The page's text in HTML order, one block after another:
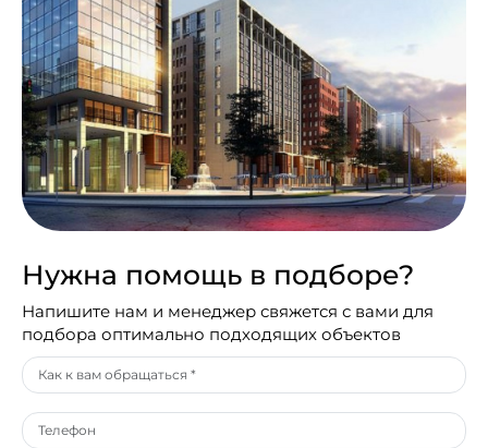
Нужна помощь в подборе?
Напишите нам и менеджер свяжется с вами для
подбора оптимально подходящих объектов